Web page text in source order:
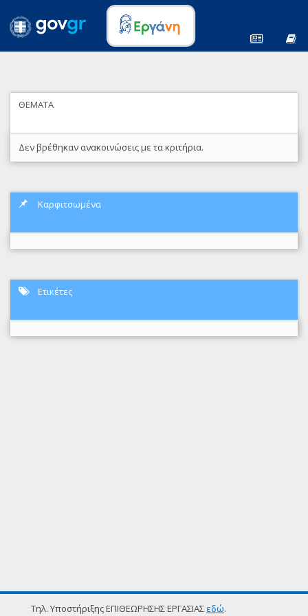
ΘΕΜΑΤΑ
Δεν βρέθηκαν ανακοινώσεις με τα κριτήρια.
Καρφιτσωμένα
Ετικέτες
Τηλ. Υποστήριξης ΕΠΙΘΕΩΡΗΣΗΣ ΕΡΓΑΣΙΑΣ εδώ.